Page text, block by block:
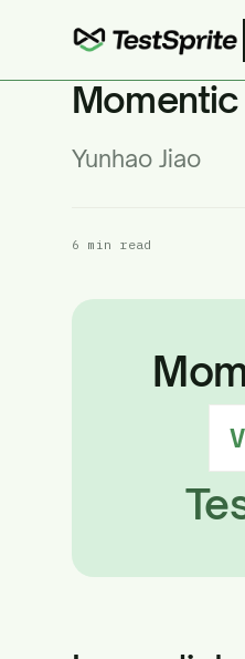
Momentic
Yunhao Jiao
6 min read